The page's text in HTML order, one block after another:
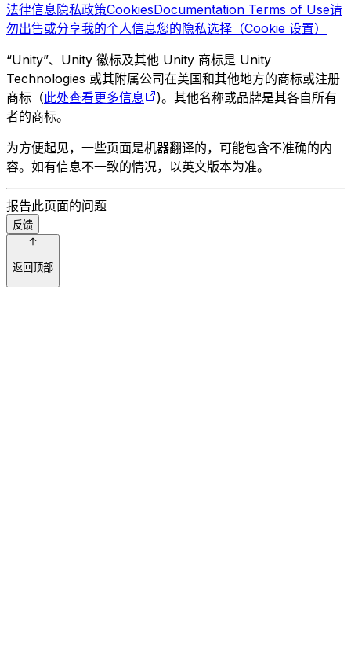
法律信息隐私政策CookiesDocumentation Terms of Use请
勿出售或分享我的个人信息您的隐私选择（Cookie 设置）
“Unity”、Unity 徽标及其他 Unity 商标是 Unity
Technologies 或其附属公司在美国和其他地方的商标或注册
商标（此处查看更多信息
)。其他名称或品牌是其各自所有
者的商标。
为方便起见，一些页面是机器翻译的，可能包含不准确的内
容。如有信息不一致的情况，以英文版本为准。
报告此页面的问题
反馈
返回顶部